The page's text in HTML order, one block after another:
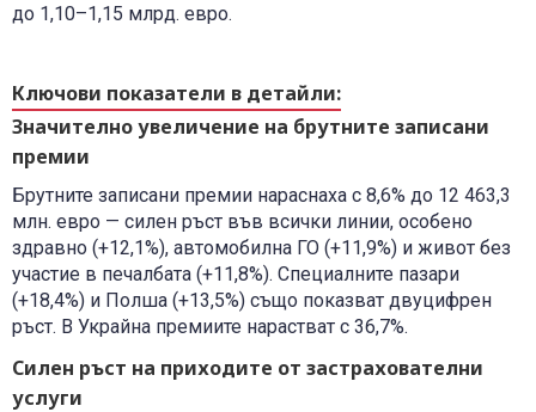
до 1,10–1,15 млрд. евро.
Ключови показатели в детайли:
Значително увеличение на брутните записани
премии
Брутните записани премии нараснаха с 8,6% до 12 463,3
млн. евро — силен ръст във всички линии, особено
здравно (+12,1%), автомобилна ГО (+11,9%) и живот без
участие в печалбата (+11,8%). Специалните пазари
(+18,4%) и Полша (+13,5%) също показват двуцифрен
ръст. В Украйна премиите нарастват с 36,7%.
Силен ръст на приходите от застрахователни
услуги